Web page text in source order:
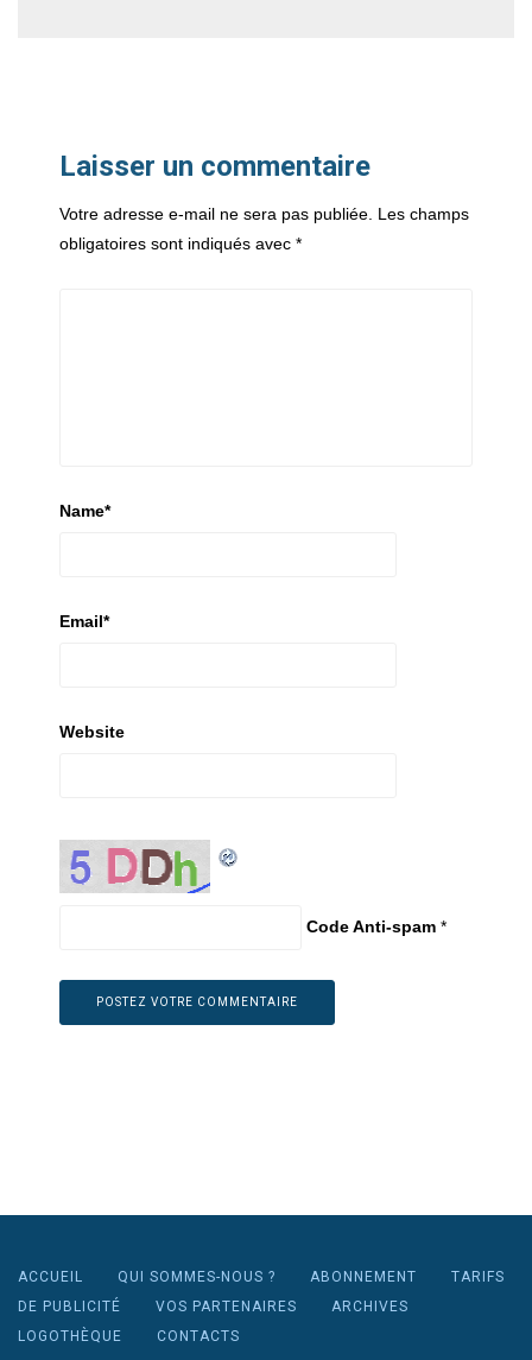
Laisser un commentaire
Votre adresse e-mail ne sera pas publiée. Les champs
obligatoires sont indiqués avec *
Name*
Email*
Website
Code Anti-spam *
ACCUEIL QUI SOMMES-NOUS ? ABONNEMENT
TARIFS
DE PUBLICITÉ
VOS PARTENAIRES
ARCHIVES
LOGOTHÈQUE
CONTACTS